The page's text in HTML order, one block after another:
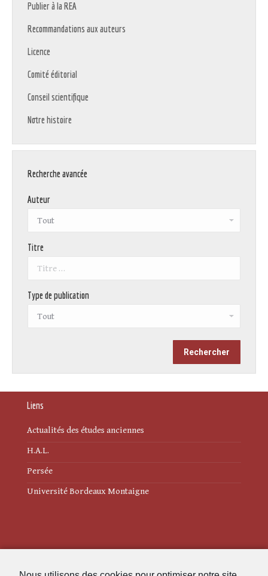
Publier à la REA
Recommandations aux auteurs
Licence
Comité éditorial
Conseil scientifique
Notre histoire
Recherche avancée
Auteur
Titre
Type de publication
Liens
Actualités des études anciennes
H.A.L.
Persée
Université Bordeaux Montaigne